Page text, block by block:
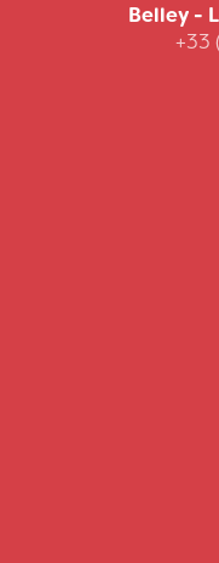
Belley -
+33